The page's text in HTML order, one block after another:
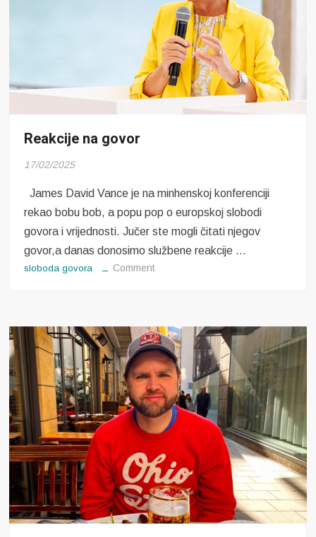
Reakcije na govor
17/02/2025
James David Vance je na minhenskoj konferenciji
rekao bobu bob, a popu pop o europskoj slobodi
govora i vrijednosti. Jučer ste mogli čitati njegov
govor,a danas donosimo službene reakcije …
sloboda govora Commenton